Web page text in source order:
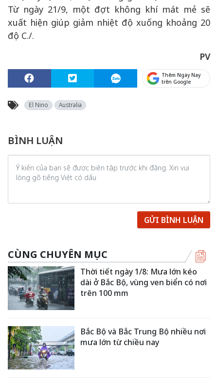
Từ ngày 21/9, một đợt không khí mát mẻ sẽ
xuất hiện giúp giảm nhiệt độ xuống khoảng 20
độ C./.
PV
Thêm Ngày Nay
trên Google
El Nino Australia
BÌNH LUẬN
GỬI BÌNH LUẬN
CÙNG CHUYÊN MỤC
Thời tiết ngày 1/8: Mưa lớn kéo
dài ở Bắc Bộ, vùng ven biển có nơi
trên 100 mm
Bắc Bộ và Bắc Trung Bộ nhiều nơi
mưa lớn từ chiều nay